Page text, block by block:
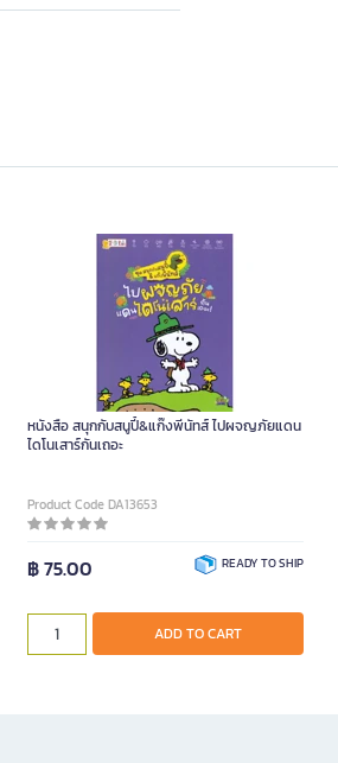
หนังสือ สนุกกับสนูปี้&แก๊งพีนัทส์ ไปผจญภัยแดน
ไดโนเสาร์กันเถอะ
Product Code DA13653
฿ 75.00 READY TO SHIP
ADD TO CART